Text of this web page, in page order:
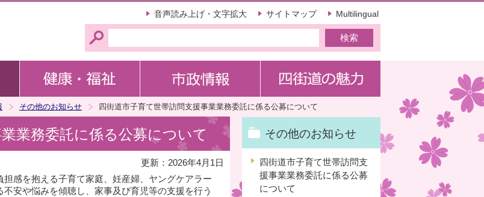
音声読み上げ・文字拡大 サイトマップ Multilingual
その他のお知らせ 四街道市子育て世帯訪問支援事業業務委託に係る公募について
業務委託に係る公募について
更新：2026年4月1日
感を抱える子育て家庭、妊産婦、ヤングケアラー
安や悩みを傾聴し、家事及び育児等の支援を行う
その他のお知らせ
四街道市子育て世帯訪問支
援事業業務委託に係る公募
について